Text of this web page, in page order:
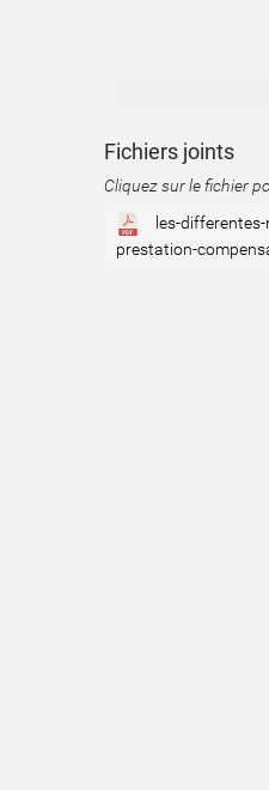
Fichiers joints
Cliquez sur le fichier
les-
prestation-